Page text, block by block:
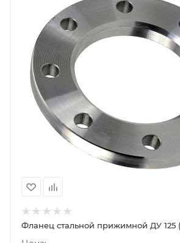
Фланец стальной прижимной ДУ 125